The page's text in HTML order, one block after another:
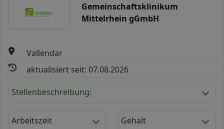
Gemeinschaftsklinikum
Mittelrhein gGmbH
Vallendar
aktualisiert seit: 07.08.2026
Stellenbeschreibung:
Arbeitszeit Gehalt